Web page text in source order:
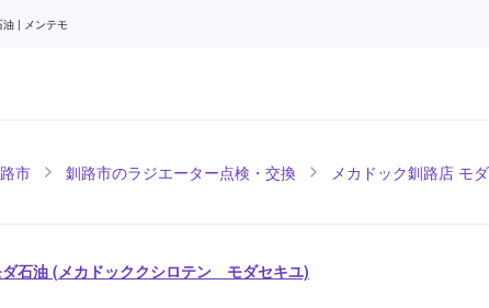
油 | メンテモ
市 釧路市のラジエーター点検・交換 メカドック釧路店 モ
石油 (メカドッククシロテン モダセキユ)